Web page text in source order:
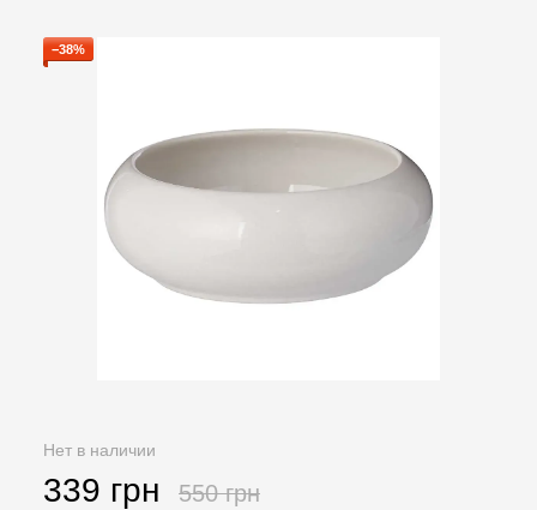
−38%
Нет в наличии
339 грн 550 грн